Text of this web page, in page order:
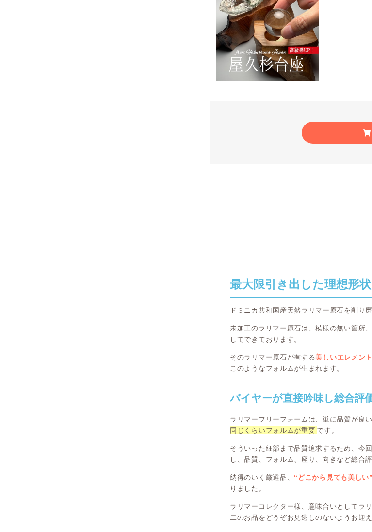
最大限引き出した理想形
ドミニカ共和国産天然ラリマー原石を削り
未加工のラリマー原石は、模様の無い箇所
してできております。
そのラリマー原石が有する美しいエレメン
このようなフォルムが生まれます。
バイヤーが直接吟味し総合評
ラリマーフリーフォームは、単に品質が良
同じくらいフォルムが重要 です。
そういった細部まで品質追求するため、今
し、品質、フォルム、座り、向きなど総合評
納得のいく厳選品、 “どこから見ても美し
りました。
ラリマーコレクター様、意味合いとしてラ
二のお品をどうぞお見逃しのないようお迎